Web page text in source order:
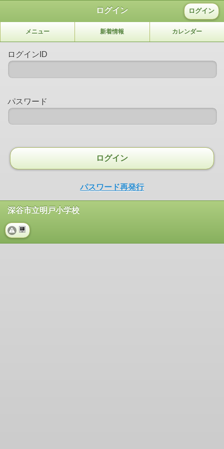
ログイン ログイン
メニュー 新着情報 カレンダー
ログインID
パスワード
ログイン
パスワード再発行
深谷市立明戸小学校